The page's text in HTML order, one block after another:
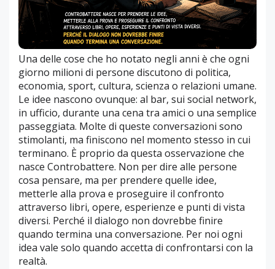
Una delle cose che ho notato negli anni è che ogni
giorno milioni di persone discutono di politica,
economia, sport, cultura, scienza o relazioni umane.
Le idee nascono ovunque: al bar, sui social network,
in ufficio, durante una cena tra amici o una semplice
passeggiata. Molte di queste conversazioni sono
stimolanti, ma finiscono nel momento stesso in cui
terminano. È proprio da questa osservazione che
nasce Controbattere. Non per dire alle persone
cosa pensare, ma per prendere quelle idee,
metterle alla prova e proseguire il confronto
attraverso libri, opere, esperienze e punti di vista
diversi. Perché il dialogo non dovrebbe finire
quando termina una conversazione. Per noi ogni
idea vale solo quando accetta di confrontarsi con la
realtà.